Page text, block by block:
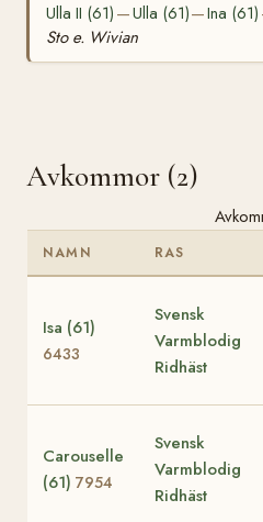
Ulla II (61) —Ulla (61)—Ina (61)
Sto e. Wivian
Avkommor (2)
NAMN RAS
Isa (61)
6433
Svensk
Varmblodig
Ridhäst
Carouselle
(61) 7954
Svensk
Varmblodig
Ridhäst